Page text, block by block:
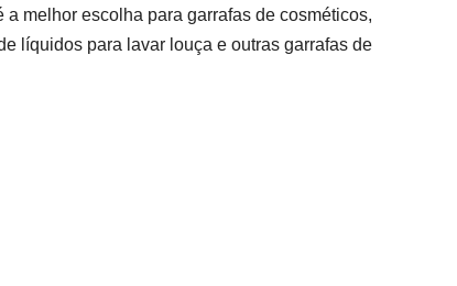
melhor escolha para garrafas de cosméticos,
líquidos para lavar louça e outras garrafas de